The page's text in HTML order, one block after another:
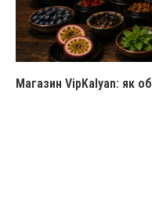
Магазин VipKalyan: як